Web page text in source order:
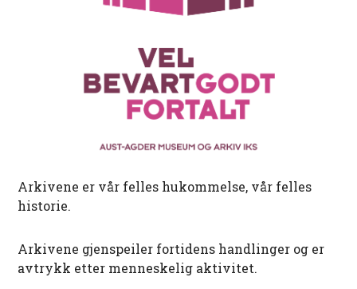
Arkivene er vår felles hukommelse, vår felles
historie.
Arkivene gjenspeiler fortidens handlinger og er
avtrykk etter menneskelig aktivitet.